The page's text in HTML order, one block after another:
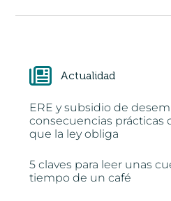
Actualidad
ERE y subsidio de
consecuencias prácticas
que la ley obliga
5 claves para leer unas
tiempo de un café